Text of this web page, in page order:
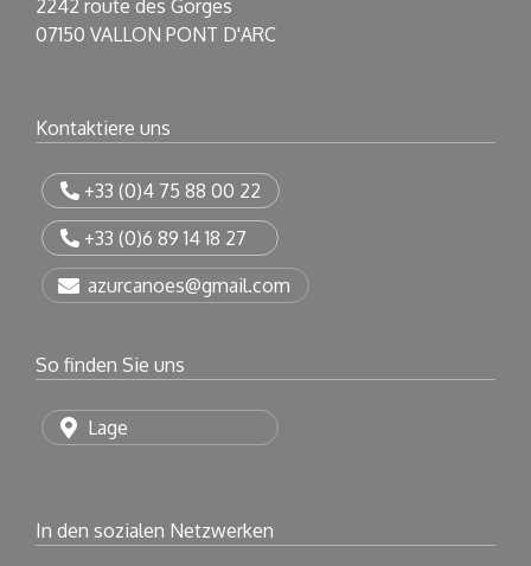
2242 route des Gorges
07150 VALLON PONT D'ARC
Kontaktiere uns
+33 (0)4 75 88 00 22
+33 (0)6 89 14 18 27
azurcanoes@gmail.com
So finden Sie uns
Lage
In den sozialen Netzwerken